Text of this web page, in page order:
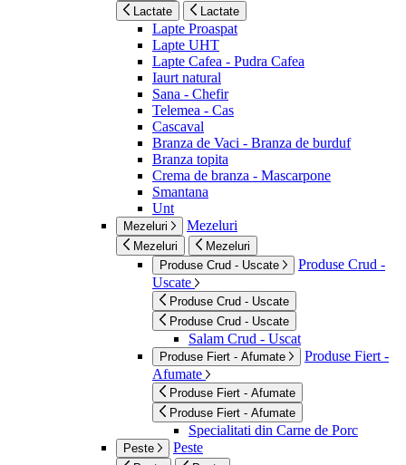
Lactate Lactate
Lapte Proaspat
Lapte UHT
Lapte Cafea - Pudra Cafea
Iaurt natural
Sana - Chefir
Telemea - Cas
Cascaval
Branza de Vaci - Branza de burduf
Branza topita
Crema de branza - Mascarpone
Smantana
Unt
Mezeluri Mezeluri
Mezeluri
Mezeluri
Produse Crud - Uscate
Produse Crud -
Uscate
Produse Crud - Uscate
Produse Crud - Uscate
Salam Crud - Uscat
Produse Fiert - Afumate
Produse Fiert -
Afumate
Produse Fiert - Afumate
Produse Fiert - Afumate
Specialitati din Carne de Porc
Peste Peste